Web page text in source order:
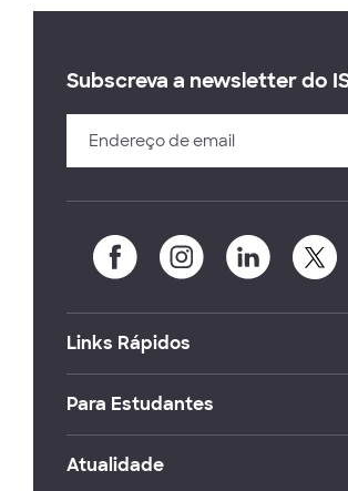
Subscreva a newsletter do
Links Rápidos
Para Estudantes
Atualidade